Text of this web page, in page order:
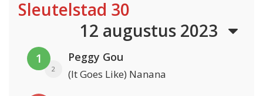
Sleutelstad 30
12 augustus 2023
1
2
Peggy Gou
(It Goes Like) Nanana